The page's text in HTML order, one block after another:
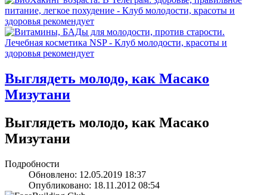
Выглядеть молодо, как Масако
Мизутани
Выглядеть молодо, как Масако
Мизутани
Подробности
Обновлено: 12.05.2019 18:37
Опубликовано: 18.11.2012 08:54